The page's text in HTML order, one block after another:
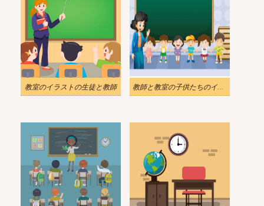
教室のイラストの生徒と教師 教師と教室の子供たちのイラスト